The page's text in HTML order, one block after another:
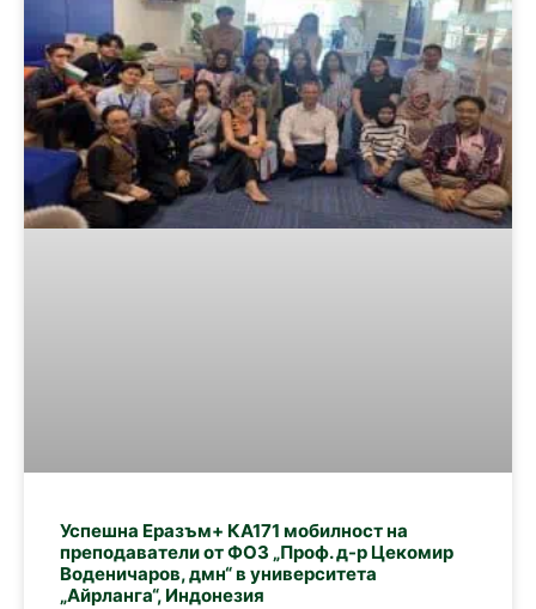
Успешна Еразъм+ КА171 мобилност на
преподаватели от ФОЗ „Проф. д-р Цекомир
Воденичаров, дмн“ в университета
„Айрланга“, Индонезия